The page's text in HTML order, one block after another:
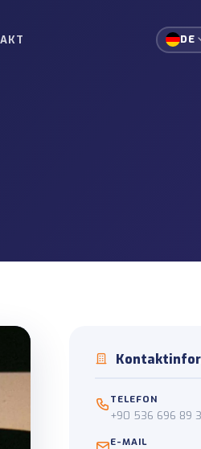
Operationen
Be-/Entladung und Standortoperationen.
Zustellung
Management vom Abholpunkt zur
DE
TELEFON
+90 536 696 89
E-MAIL